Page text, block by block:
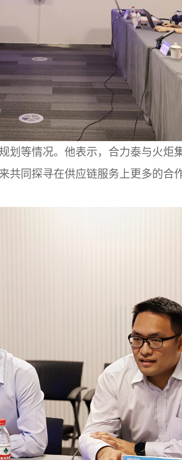
等情况。他表示，合力泰与火炬
共同探寻在供应链服务上更多的合